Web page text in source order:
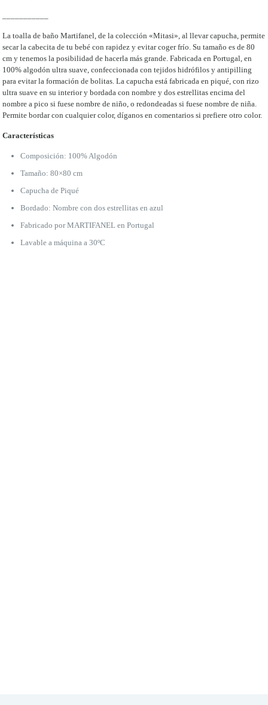
La toalla de baño Martifanel, de la colección «Mitasi», al llevar capucha, permite
secar la cabecita de tu bebé con rapidez y evitar coger frío. Su tamaño es de 80
cm y tenemos la posibilidad de hacerla más grande. Fabricada en Portugal, en
100% algodón ultra suave, confeccionada con tejidos hidrófilos y antipilling
para evitar la formación de bolitas. La capucha está fabricada en piqué, con rizo
ultra suave en su interior y bordada con nombre y dos estrellitas encima del
nombre a pico si fuese nombre de niño, o redondeadas si fuese nombre de niña.
Permite bordar con cualquier color, díganos en comentarios si prefiere otro color.
Características
Composición: 100% Algodón
Tamaño: 80×80 cm
Capucha de Piqué
Bordado: Nombre con dos estrellitas en azul
Fabricado por MARTIFANEL en Portugal
Lavable a máquina a 30ºC